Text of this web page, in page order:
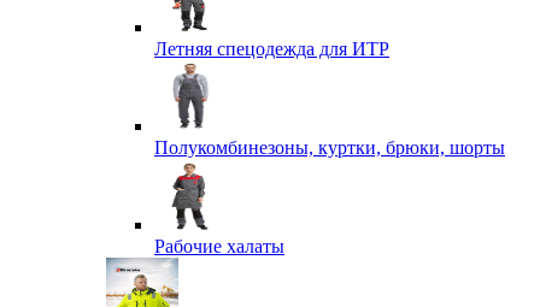
Летняя спецодежда для ИТР
Полукомбинезоны, куртки, брюки, шорты
Рабочие халаты